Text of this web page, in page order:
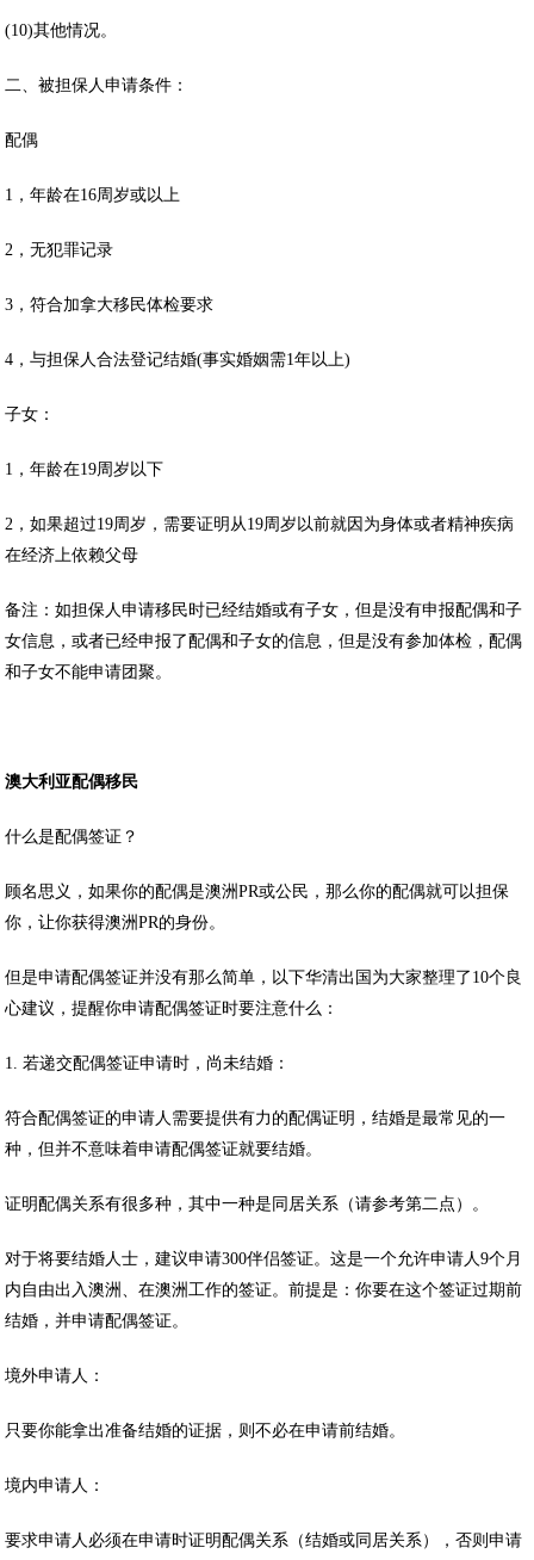
(10)其他情况。
二、被担保人申请条件：
配偶
1，年龄在16周岁或以上
2，无犯罪记录
3，符合加拿大移民体检要求
4，与担保人合法登记结婚(事实婚姻需1年以上)
子女：
1，年龄在19周岁以下
2，如果超过19周岁，需要证明从19周岁以前就因为身体或者精神疾病
在经济上依赖父母
备注：如担保人申请移民时已经结婚或有子女，但是没有申报配偶和子
女信息，或者已经申报了配偶和子女的信息，但是没有参加体检，配偶
和子女不能申请团聚。
澳大利亚配偶移民
什么是配偶签证？
顾名思义，如果你的配偶是澳洲PR或公民，那么你的配偶就可以担保
你，让你获得澳洲PR的身份。
但是申请配偶签证并没有那么简单，以下华清出国为大家整理了10个良
心建议，提醒你申请配偶签证时要注意什么：
1. 若递交配偶签证申请时，尚未结婚：
符合配偶签证的申请人需要提供有力的配偶证明，结婚是最常见的一
种，但并不意味着申请配偶签证就要结婚。
证明配偶关系有很多种，其中一种是同居关系（请参考第二点）。
对于将要结婚人士，建议申请300伴侣签证。这是一个允许申请人9个月
内自由出入澳洲、在澳洲工作的签证。前提是：你要在这个签证过期前
结婚，并申请配偶签证。
境外申请人：
只要你能拿出准备结婚的证据，则不必在申请前结婚。
境内申请人：
要求申请人必须在申请时证明配偶关系（结婚或同居关系），否则申请